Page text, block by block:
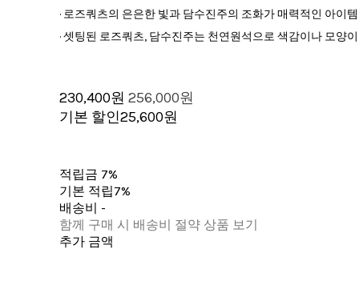
· 로즈쿼츠의 은은한 빛과 담수진주의 조화가 매력적인 아이
· 셋팅된 로즈쿼츠, 담수진주는 천연원석으로 색감이나 모양
230,400원256,000원
기본 할인25,600원
적립금 7%
기본 적립7%
배송비 -
함께 구매 시 배송비 절약 상품 보기
추가 금액